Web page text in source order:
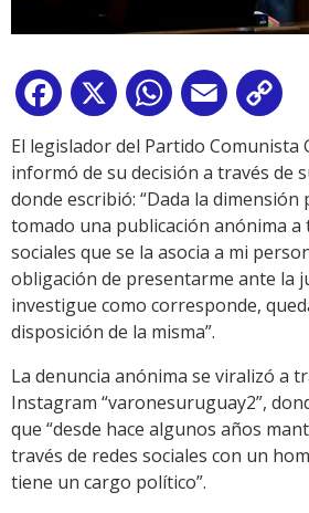
Facebook
X WhatsApp
Email
El legislador del Partido Comunista
informó de su decisión a través de
donde escribió: “Dada la dimensión
tomado una publicación anónima a
sociales que se la asocia a mi
obligación de presentarme ante la
investigue como corresponde,
disposición de la misma”.
La denuncia anónima se viralizó a
Instagram “varonesuruguay2”,
que “desde hace algunos años
través de redes sociales con un
tiene un cargo político”.